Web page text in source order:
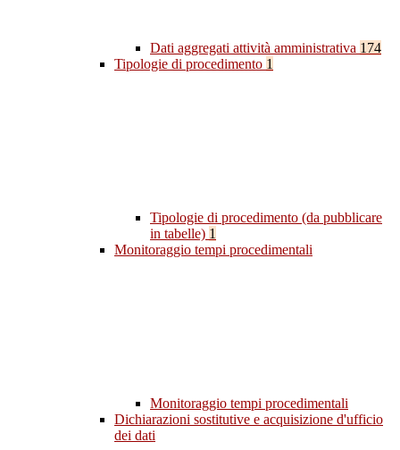
Dati aggregati attività amministrativa 174
Tipologie di procedimento 1
Tipologie di procedimento (da pubblicare
in tabelle) 1
Monitoraggio tempi procedimentali
Monitoraggio tempi procedimentali
Dichiarazioni sostitutive e acquisizione d'ufficio
dei dati